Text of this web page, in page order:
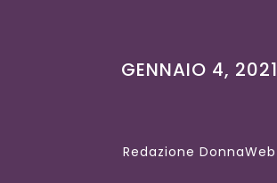
GENNAIO 4, 2021
Redazione DonnaWeb